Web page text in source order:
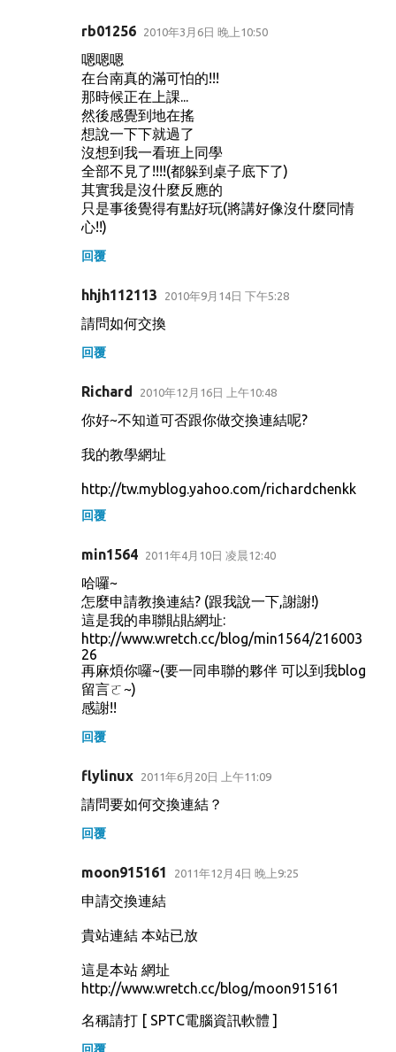
rb01256 2010年3月6日 晚上10:50
嗯嗯嗯
在台南真的滿可怕的!!!
那時候正在上課...
然後感覺到地在搖
想說一下下就過了
沒想到我一看班上同學
全部不見了!!!!(都躲到桌子底下了)
其實我是沒什麼反應的
只是事後覺得有點好玩(將講好像沒什麼同情
心!!)
回覆
hhjh112113 2010年9月14日 下午5:28
請問如何交換
回覆
Richard 2010年12月16日 上午10:48
你好~不知道可否跟你做交換連結呢?
我的教學網址
http://tw.myblog.yahoo.com/richardchenkk
回覆
min1564 2011年4月10日 凌晨12:40
哈囉~
怎麼申請教換連結? (跟我說一下,謝謝!)
這是我的串聯貼貼網址:
http://www.wretch.cc/blog/min1564/216003
26
再麻煩你囉~(要一同串聯的夥伴 可以到我blog
留言ㄛ~)
感謝!!
回覆
flylinux 2011年6月20日 上午11:09
請問要如何交換連結？
回覆
moon915161 2011年12月4日 晚上9:25
申請交換連結
貴站連結 本站已放
這是本站 網址
http://www.wretch.cc/blog/moon915161
名稱請打 [ SPTC電腦資訊軟體 ]